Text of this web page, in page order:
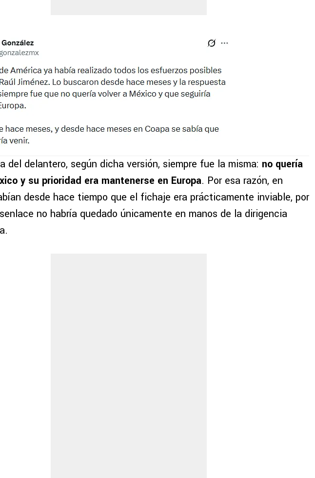
del delantero, según dicha versión, siempre fue la misma: no quería
y su prioridad era mantenerse en Europa. Por esa razón, en
desde hace tiempo que el fichaje era prácticamente inviable, por
no habría quedado únicamente en manos de la dirigencia